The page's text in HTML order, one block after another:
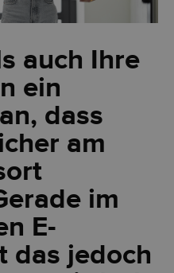
auch Ihre
ein
dass
am
im
E-
das jedoch